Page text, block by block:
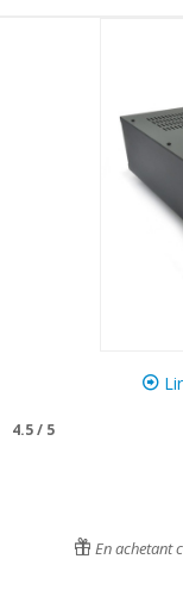
4.5/ 5
En achetant